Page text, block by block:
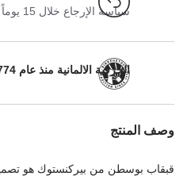
سياسة الإرجاع خلال 15 يوماً
الحرفية الالمانية منذ عام 1774
وصف المنتج
قبقاب بوسطن من بيركنستوك هو